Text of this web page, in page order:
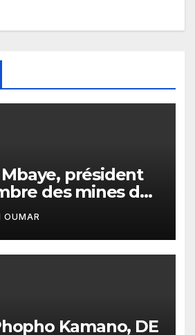
président
des mines du
C’est l’Etat qui doit
des
»
OUMAR
Kamano, DE